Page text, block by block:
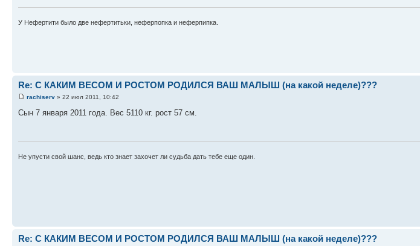
У Нефертити было две нефертитьки, неферпопка и неферпипка.
Re: С КАКИМ ВЕСОМ И РОСТОМ РОДИЛСЯ ВАШ МАЛЫШ (на какой неделе)???
rachiserv » 22 июл 2011, 10:42
Сын 7 января 2011 года. Вес 5110 кг. рост 57 см.
Не упусти свой шанс, ведь кто знает захочет ли судьба дать тебе еще один.
Re: С КАКИМ ВЕСОМ И РОСТОМ РОДИЛСЯ ВАШ МАЛЫШ (на какой неделе)???